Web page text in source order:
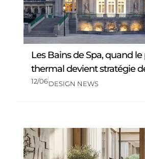
Les Bains de Spa, quand
thermal devient stratégie
12/06DESIGN NEWS